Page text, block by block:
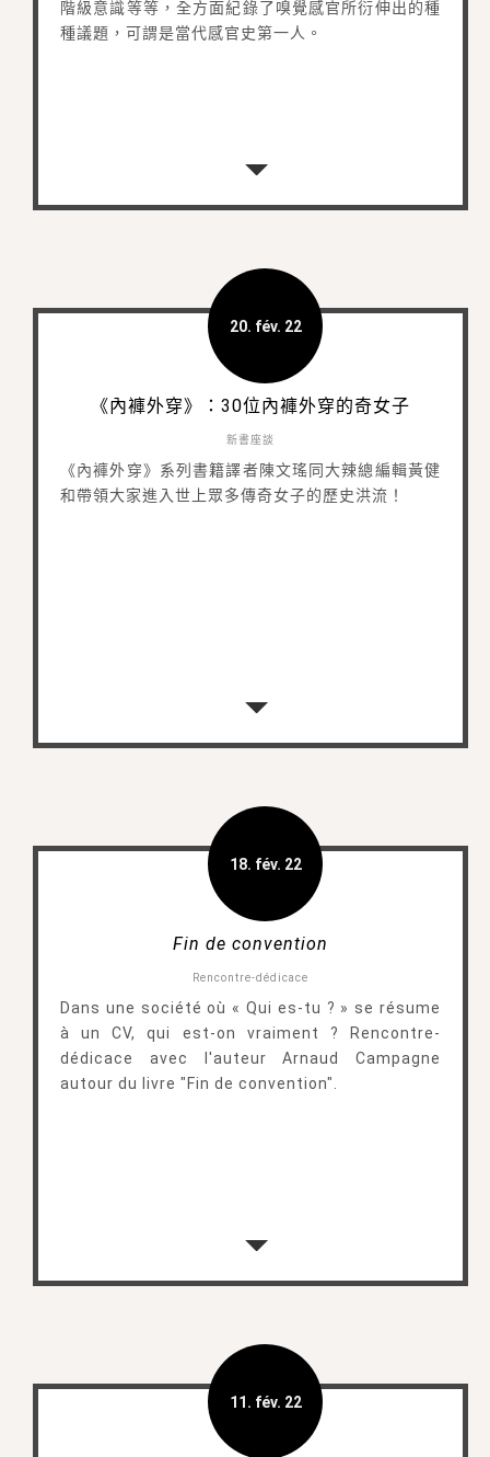
階級意識等等，全方面紀錄了嗅覺感官所衍伸出的種
種議題，可謂是當代感官史第一人。​
20. fév. 22
《內褲外穿》：30位內褲外穿的奇女子
新書座談
《內褲外穿》系列書籍譯者陳文瑤同大辣總編輯黃健
和帶領大家進入世上眾多傳奇女子的歷史洪流！
18. fév. 22
Fin de convention
Rencontre-dédicace
Dans une société où « Qui es-tu ? » se résume
à un CV, qui est-on vraiment ? Rencontre-
dédicace avec l'auteur Arnaud Campagne
autour du livre "Fin de convention".
11. fév. 22